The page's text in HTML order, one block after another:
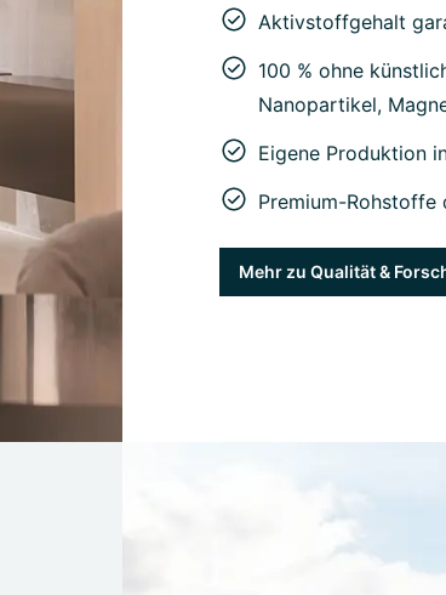
Aktivstoffgehalt
100 % ohne
Nanopartikel,
Eigene Produktion
Premium-
Mehr zu Qualität &